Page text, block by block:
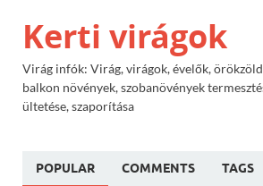
Kerti virágok
Virág infók: Virág, virágok, évelők,
balkon növények, szobanövények
ültetése, szaporítása
POPULAR COMMENTS TAGS